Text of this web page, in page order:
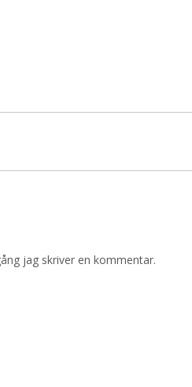
jag skriver en kommentar.